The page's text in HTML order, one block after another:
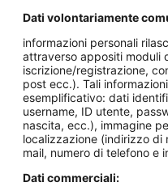
Dati volontariamente
informazioni personali
attraverso appositi moduli
iscrizione/registrazione,
post ecc.). Tali
esemplificativo: dati
username, ID utente,
nascita, ecc.), immagine
localizzazione (indirizzo
mail, numero di telefono e
Dati commerciali: